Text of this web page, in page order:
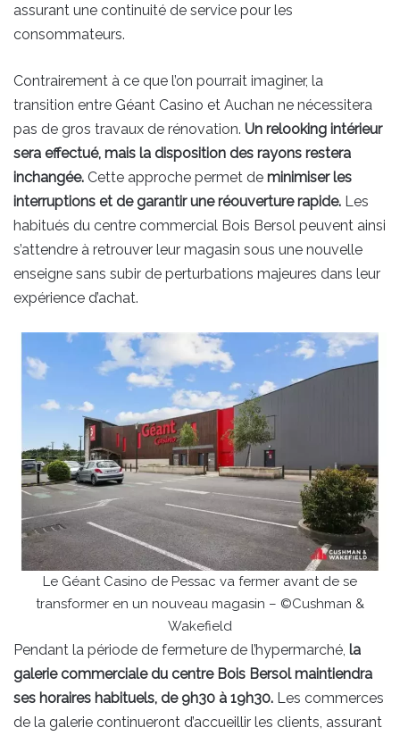
assurant une continuité de service pour les
consommateurs.
Contrairement à ce que l’on pourrait imaginer, la
transition entre Géant Casino et Auchan ne nécessitera
pas de gros travaux de rénovation. Un relooking intérieur
sera effectué, mais la disposition des rayons restera
inchangée. Cette approche permet de minimiser les
interruptions et de garantir une réouverture rapide. Les
habitués du centre commercial Bois Bersol peuvent ainsi
s’attendre à retrouver leur magasin sous une nouvelle
enseigne sans subir de perturbations majeures dans leur
expérience d’achat.
Le Géant Casino de Pessac va fermer avant de se
transformer en un nouveau magasin – ©Cushman &
Wakefield
Pendant la période de fermeture de l’hypermarché, la
galerie commerciale du centre Bois Bersol maintiendra
ses horaires habituels, de 9h30 à 19h30. Les commerces
de la galerie continueront d’accueillir les clients, assurant